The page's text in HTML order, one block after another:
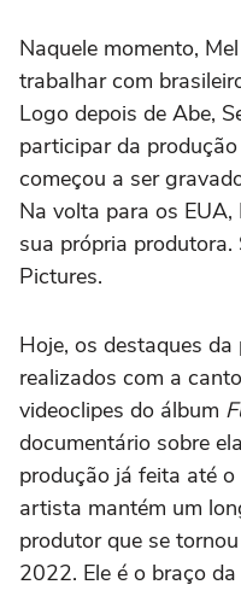
Naquele momento,
trabalhar com
Logo depois de Abe,
participar da
começou a ser
Na volta para os
sua própria
Pictures.
Hoje, os destaques
realizados com a
videoclipes do álbum
documentário sobre
produção já feita até
artista mantém um
produtor que se
2022. Ele é o braço